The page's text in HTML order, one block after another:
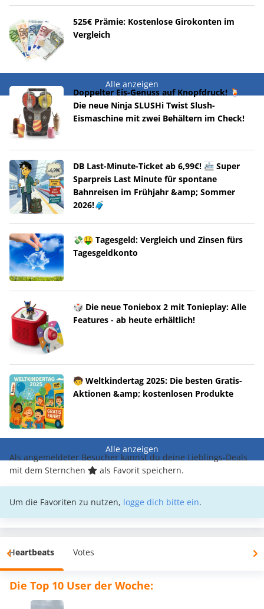
525€ Prämie: Kostenlose Girokonten im
Vergleich
Alle anzeigen
Doppelter Eis-Genuss auf Knopfdruck! 🍹
Die neue Ninja SLUSHi Twist Slush-
Eismaschine mit zwei Behältern im Check!
DB Last-Minute-Ticket ab 6,99€! 🚈 Super
Sparpreis Last Minute für spontane
Bahnreisen im Frühjahr &amp; Sommer
2026!🧳
💸🤑 Tagesgeld: Vergleich und Zinsen fürs
Tagesgeldkonto
🎲 Die neue Toniebox 2 mit Tonieplay: Alle
Features - ab heute erhältlich!
🧒 Weltkindertag 2025: Die besten Gratis-
Aktionen &amp; kostenlosen Produkte
Alle anzeigen
Als angemeldeter Besucher kannst du deine Lieblings-Deals
mit dem Sternchen
als Favorit speichern.
Um die Favoriten zu nutzen, logge dich bitte ein.
Heartbeats Votes
Die Top 10 User der Woche: